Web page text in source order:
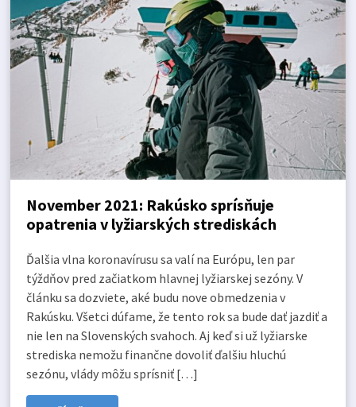
November 2021: Rakúsko sprísňuje
opatrenia v lyžiarských strediskách
Ďalšia vlna koronavírusu sa valí na Európu, len par
týždňov pred začiatkom hlavnej lyžiarskej sezóny. V
článku sa dozviete, aké budu nove obmedzenia v
Rakúsku. Všetci dúfame, že tento rok sa bude dať jazdiť a
nie len na Slovenských svahoch. Aj keď si už lyžiarske
strediska nemožu finančne dovoliť ďalšiu hluchú
sezónu, vlády môžu sprísniť […]